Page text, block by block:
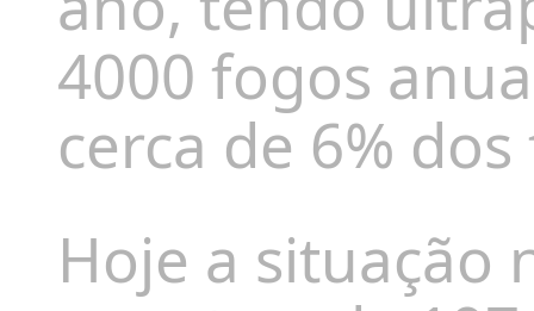
4000 fogos
cerca de 6%
Hoje a situação